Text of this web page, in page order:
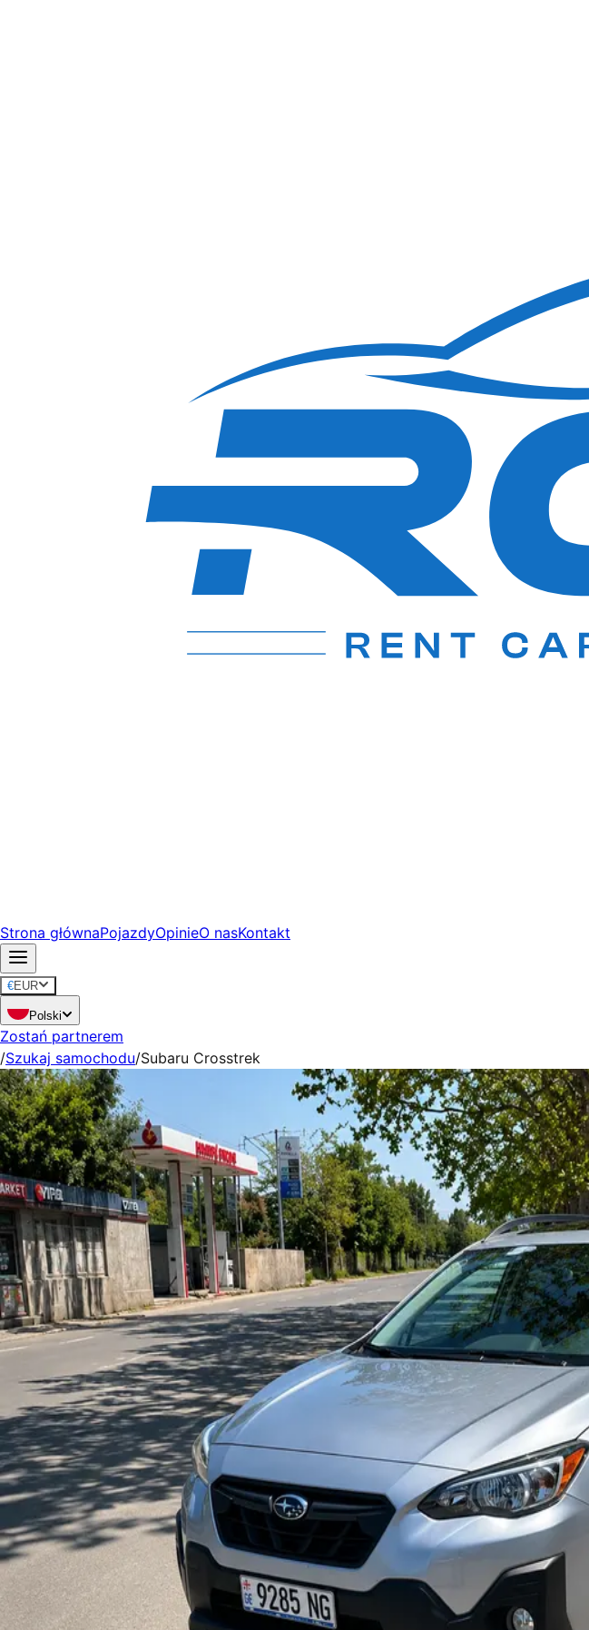
Strona głównaPojazdyOpinieO nasKontakt
€EUR
Polski
Zostań partnerem
/Szukaj samochodu/Subaru Crosstrek